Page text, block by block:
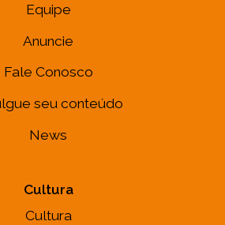
Equipe
Anuncie
Fale Conosco
seu conteúdo
News
Cultura
Cultura